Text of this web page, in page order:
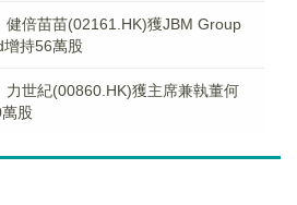
健倍苗苗(02161.HK)獲JBM Group
增持56萬股
力世紀(00860.HK)獲主席兼執董何
股